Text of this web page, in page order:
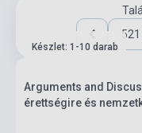
Készlet: 1-10 darab
Arguments and
érettségire és